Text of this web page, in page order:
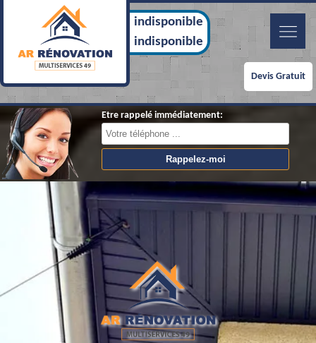
indisponible
indisponible
Devis Gratuit
Etre rappelé immédiatement: